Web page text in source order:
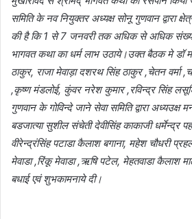
समिति के नव नियुक्तर अध्यक्ष सोनू गुणवान द्वारा
की है कि 1 से 7 जनवरी तक अधिक से अधिक
भागवत कथा का धर्म लाभ उठाये।उक्त बैठक मे डॉ
ठाकुर, राजा मेवाड़ा दशरथ सिंह ठाकुर ,चेतन वर्मा
,कृष्ण मंडलोई, कुंवर नरेश कुमार ,रविन्द्र सिंह
गुणवान के गोविन्दे जाने सेवा समिति द्वारा
बडजात्या सुशील संचेती देवीसिंह काकाजी धर्मेन्द्र
वीरेन्द्रंसिंह पटाडा कैलाश बगाना, महेश चौधरी
मेवाडा ,रिंकू मेवाडा ,ऋषि पटेल, मेहतवाडा कैलाश
बधाई एवं शुभकामनाये दी।